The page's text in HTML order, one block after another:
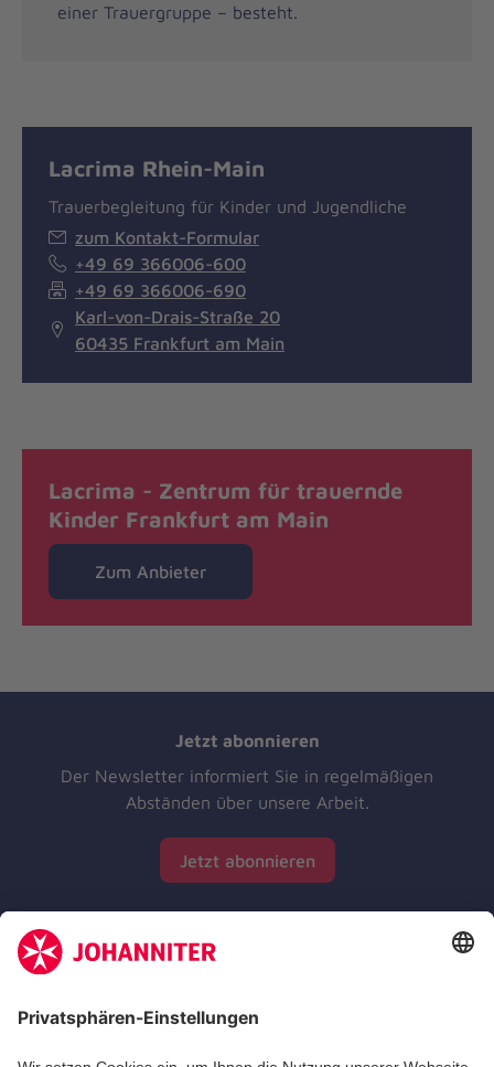
einer Trauergruppe – besteht.
Lacrima Rhein-Main
Trauerbegleitung für Kinder und Jugendliche
zum Kontakt-Formular
+49 69 366006-600
+49 69 366006-690
Karl-von-Drais-Straße 20
60435 Frankfurt am Main
Lacrima - Zentrum für trauernde
Kinder Frankfurt am Main
Zum Anbieter
Jetzt abonnieren
Der Newsletter informiert Sie in regelmäßigen
Abständen über unsere Arbeit.
Jetzt abonnieren
Zertifizierung der Johanniter-Unfall-Hilfe e.V.